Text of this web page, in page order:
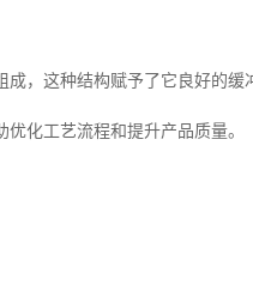
，这种结构赋予了它良好的缓
化工艺流程和提升产品质量。